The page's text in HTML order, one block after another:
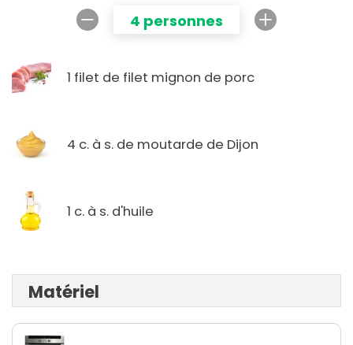
4 personnes
1 filet de filet mignon de porc
4 c. à s. de moutarde de Dijon
1 c. à s. d'huile
Matériel